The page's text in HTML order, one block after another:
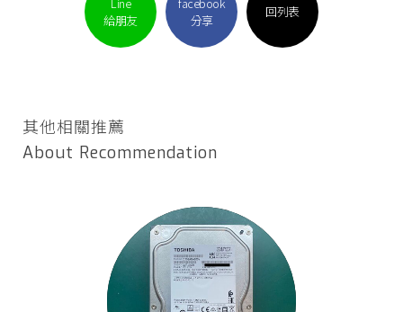
給朋友
分享
回列表
其他相關推薦
About Recommendation